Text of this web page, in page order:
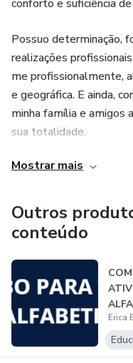
conforto e suficiência
Possuo determinação,
realizações
me profissionalmente,
e geográfica. E ainda,
minha família e amigos
sua totalidade.
Sou formada em
Ensino Lúdico;
Neuropsicopedagogia
Mostrar mais
Outros
conteúdo
Erica